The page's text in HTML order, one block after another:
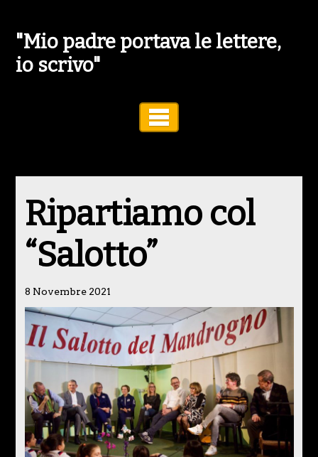
"Mio padre portava le lettere,
io scrivo"
Ripartiamo col
“Salotto”
8 Novembre 2021